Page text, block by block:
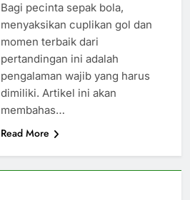
Bagi pecinta sepak bola,
menyaksikan cuplikan gol dan
momen terbaik dari
pertandingan ini adalah
pengalaman wajib yang harus
dimiliki. Artikel ini akan
membahas…
Read More